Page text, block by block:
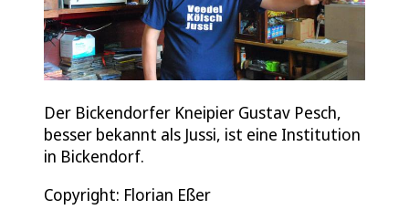
Der Bickendorfer Kneipier Gustav Pesch,
besser bekannt als Jussi, ist eine Institution
in Bickendorf.
Copyright: Florian Eßer